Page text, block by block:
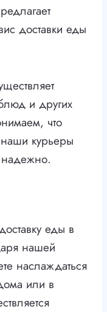
доставки еды
и других
что
курьеры
надежно.
еды в
нашей
наслаждаться
или в